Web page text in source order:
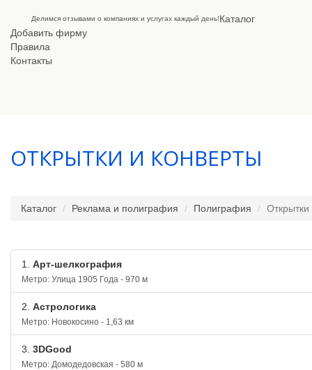
Делимся отзывами о компаниях и услугах каждый день!Каталог
Добавить фирму
Правила
Контакты
ОТКРЫТКИ И КОНВЕРТЫ
Каталог Реклама и полиграфия Полиграфия
1. Арт-шелкография
Метро: Улица 1905 Года - 970 м
2. Астрологика
Метро: Новокосино - 1,63 км
3. 3DGood
Метро: Домодедовская - 580 м